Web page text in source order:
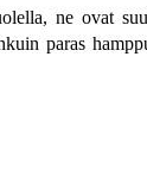
ne ovat
paras